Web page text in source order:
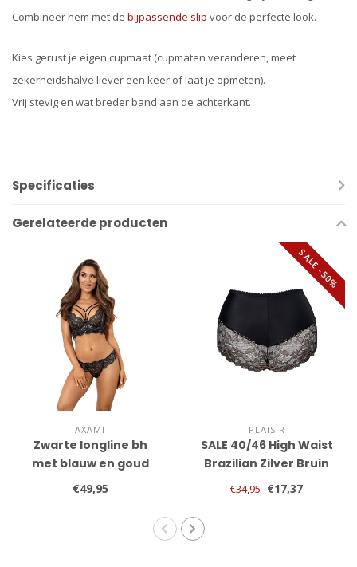
Combineer hem met de bijpassende slip voor de perfecte look.
Kies gerust je eigen cupmaat (cupmaten veranderen, meet
zekerheidshalve liever een keer of laat je opmeten).
Vrij stevig en wat breder band aan de achterkant.
Specificaties
Gerelateerde producten
AXAMI
Zwarte longline bh
met blauw en goud
stiksel
€49,95
SALE -50%
PLAISIR
SALE 40/46 High Waist
Brazilian Zilver Bruin
€34,95 €17,37